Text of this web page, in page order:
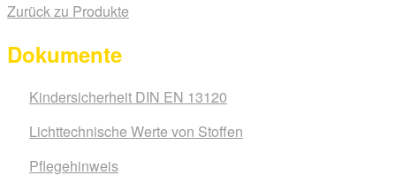
Zurück zu Produkte
Dokumente
Kindersicherheit DIN EN 13120
Lichttechnische Werte von Stoffen
Pflegehinweis